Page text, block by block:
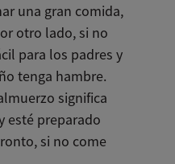
una gran comida,
otro lado, si no
para los padres y
tenga hambre.
significa
esté preparado
si no come